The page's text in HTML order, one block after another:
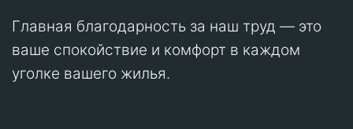
Главная благодарность за наш труд — это
ваше спокойствие и комфорт в каждом
уголке вашего жилья.